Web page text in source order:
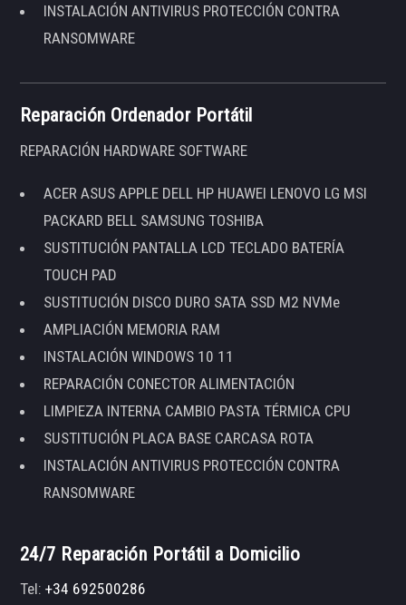
INSTALACIÓN ANTIVIRUS PROTECCIÓN CONTRA
RANSOMWARE
Reparación Ordenador Portátil
REPARACIÓN HARDWARE SOFTWARE
ACER ASUS APPLE DELL HP HUAWEI LENOVO LG MSI
PACKARD BELL SAMSUNG TOSHIBA
SUSTITUCIÓN PANTALLA LCD TECLADO BATERÍA
TOUCH PAD
SUSTITUCIÓN DISCO DURO SATA SSD M2 NVMe
AMPLIACIÓN MEMORIA RAM
INSTALACIÓN WINDOWS 10 11
REPARACIÓN CONECTOR ALIMENTACIÓN
LIMPIEZA INTERNA CAMBIO PASTA TÉRMICA CPU
SUSTITUCIÓN PLACA BASE CARCASA ROTA
INSTALACIÓN ANTIVIRUS PROTECCIÓN CONTRA
RANSOMWARE
24/7 Reparación Portátil a Domicilio
Tel:+34 692500286